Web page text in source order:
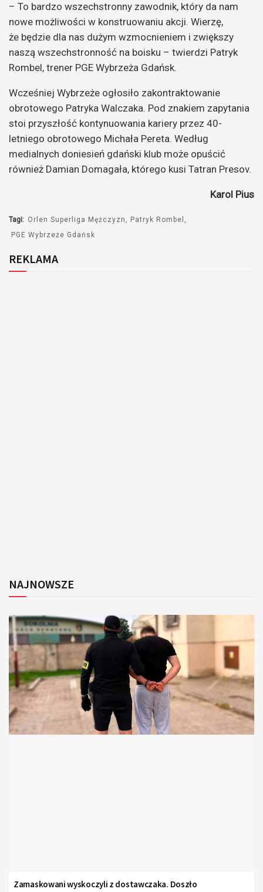
– To bardzo wszechstronny zawodnik, który da nam
nowe możliwości w konstruowaniu akcji. Wierzę,
że będzie dla nas dużym wzmocnieniem i zwiększy
naszą wszechstronność na boisku – twierdzi Patryk
Rombel, trener PGE Wybrzeża Gdańsk.
Wcześniej Wybrzeże ogłosiło zakontraktowanie
obrotowego Patryka Walczaka. Pod znakiem zapytania
stoi przyszłość kontynuowania kariery przez 40-
letniego obrotowego Michała Pereta. Według
medialnych doniesień gdański klub może opuścić
również Damian Domagała, którego kusi Tatran Presov.
Karol Pius
Tagi: Orlen Superliga Mężczyzn
Patryk Rombel
PGE Wybrzeże Gdańsk
REKLAMA
NAJNOWSZE
Zamaskowani wyskoczyli z dostawczaka. Doszło